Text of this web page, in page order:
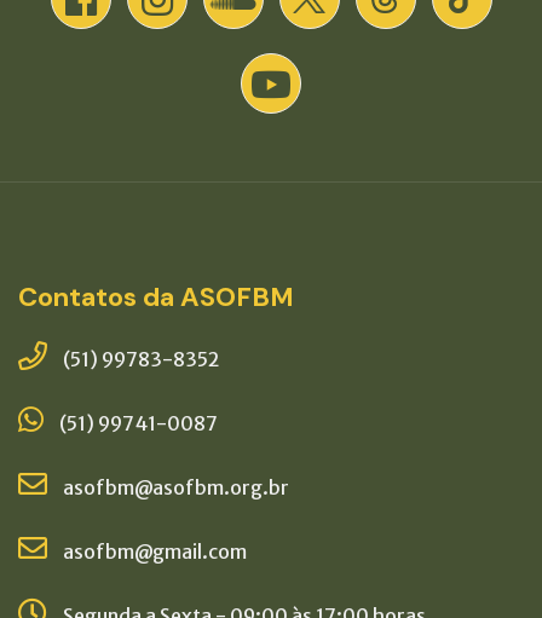
Contatos da ASOFBM
(51) 99783-8352
(51) 99741-0087
asofbm@asofbm.org.br
asofbm@gmail.com